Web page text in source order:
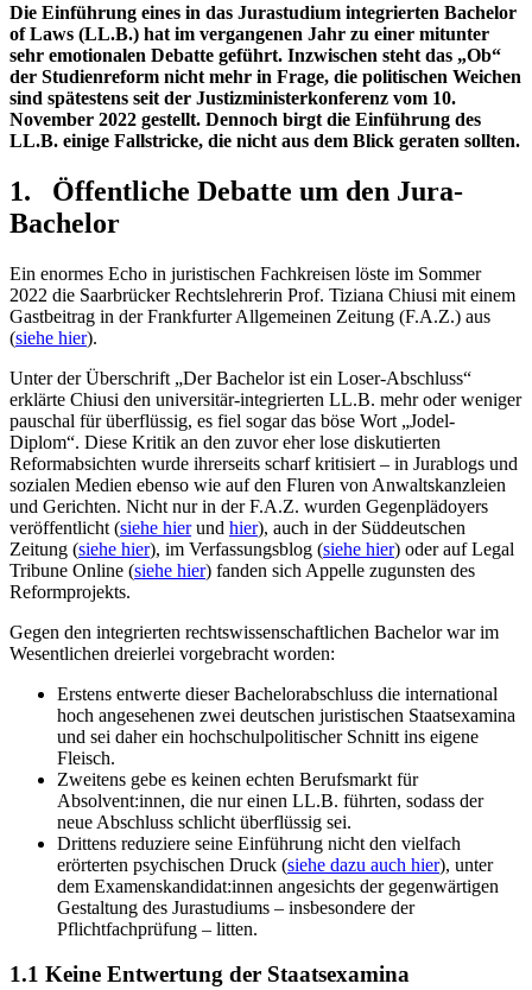
Die Einführung eines in das Jurastudium integrierten Bachelor
of Laws (LL.B.) hat im vergangenen Jahr zu einer mitunter
sehr emotionalen Debatte geführt. Inzwischen steht das „Ob“
der Studienreform nicht mehr in Frage, die politischen Weichen
sind spätestens seit der Justizministerkonferenz vom 10.
November 2022 gestellt. Dennoch birgt die Einführung des
LL.B. einige Fallstricke, die nicht aus dem Blick geraten sollten.
1. Öffentliche Debatte um den Jura-
Bachelor
Ein enormes Echo in juristischen Fachkreisen löste im Sommer
2022 die Saarbrücker Rechtslehrerin Prof. Tiziana Chiusi mit einem
Gastbeitrag in der Frankfurter Allgemeinen Zeitung (F.A.Z.) aus
(siehe hier).
Unter der Überschrift „Der Bachelor ist ein Loser-Abschluss“
erklärte Chiusi den universitär-integrierten LL.B. mehr oder weniger
pauschal für überflüssig, es fiel sogar das böse Wort „Jodel-
Diplom“. Diese Kritik an den zuvor eher lose diskutierten
Reformabsichten wurde ihrerseits scharf kritisiert – in Jurablogs und
sozialen Medien ebenso wie auf den Fluren von Anwaltskanzleien
und Gerichten. Nicht nur in der F.A.Z. wurden Gegenplädoyers
veröffentlicht (siehe hierund hier), auch in der Süddeutschen
Zeitung (siehe hier), im Verfassungsblog (siehe hier) oder auf Legal
Tribune Online (siehe hier) fanden sich Appelle zugunsten des
Reformprojekts.
Gegen den integrierten rechtswissenschaftlichen Bachelor war im
Wesentlichen dreierlei vorgebracht worden:
Erstens entwerte dieser Bachelorabschluss die international
hoch angesehenen zwei deutschen juristischen Staatsexamina
und sei daher ein hochschulpolitischer Schnitt ins eigene
Fleisch.
Zweitens gebe es keinen echten Berufsmarkt für
Absolvent:innen, die nur einen LL.B. führten, sodass der
neue Abschluss schlicht überflüssig sei.
Drittens reduziere seine Einführung nicht den vielfach
erörterten psychischen Druck (siehe dazu auch hier), unter
dem Examenskandidat:innen angesichts der gegenwärtigen
Gestaltung des Jurastudiums ­­­– insbesondere der
Pflichtfachprüfung – litten.
1.1 Keine Entwertung der Staatsexamina